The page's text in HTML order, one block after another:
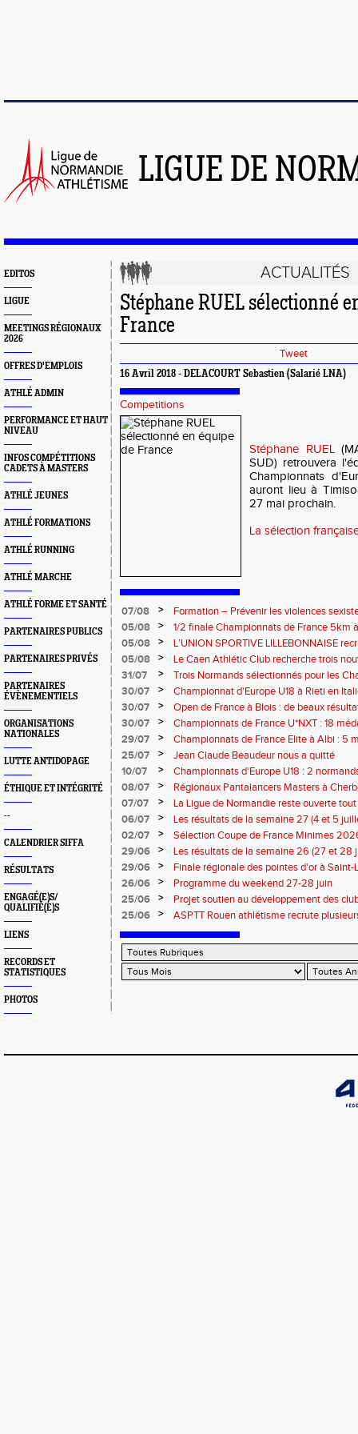
LIGUE DE
EDITOS
LIGUE
MEETINGS RÉGIONAUX
2026
OFFRES D'EMPLOIS
ATHLÉ ADMIN
PERFORMANCE ET HAUT
NIVEAU
INFOS COMPÉTITIONS
CADETS À MASTERS
ATHLÉ JEUNES
ATHLÉ FORMATIONS
ATHLÉ RUNNING
ATHLÉ MARCHE
ATHLÉ FORME ET SANTÉ
PARTENAIRES PUBLICS
PARTENAIRES PRIVÉS
PARTENAIRES
ÉVÈNEMENTIELS
ORGANISATIONS
NATIONALES
LUTTE ANTIDOPAGE
ÉTHIQUE ET INTÉGRITÉ
--
CALENDRIER SIFFA
RÉSULTATS
ENGAGÉ(E)S/
QUALIFIÉ(E)S
LIENS
RECORDS ET
STATISTIQUES
PHOTOS
ACTUALITÉS
Stéphane RUEL sélectionné
France
Tweet
16 Avril 2018 - DELACOURT Sebastien (Salarié LNA)
Competitions
Stéphane RUEL
SUD) retrouvera
Championnats
auront lieu à
27 mai prochain.
La sélection
07/08 >
Formation – Prévenir les violences
: le 26 septembre 2026
05/08 >
1/2 finale Championnats de France 5km
13 septembre 2026 : les informations
05/08 >
L’UNION SPORTIVE LILLEBONNAISE
rentrée 2026
05/08 >
Le Caen Athlétic Club recherche trois
civique à compter de septembre 2026
31/07 >
Trois Normands sélectionnés pour les
Eugene !
30/07 >
Championnat d'Europe U18 à Rieti en
normands
30/07 >
Open de France à Blois : de beaux
30/07
>
Championnats de France U*NXT : 18
29/07
>
Championnats de France Elite à Albi : 5
titres !
25/07 >
Jean Claude Beaudeur nous a quitté
10/07
>
Championnats d'Europe U18 : 2
08/07
>
Régionaux Pantalancers Masters à
07/07
>
La Ligue de Normandie reste ouverte tout
06/07
>
Les résultats de la semaine 27 (4 et 5
02/07
>
Sélection Coupe de France Minimes
29/06
>
Les résultats de la semaine 26 (27 et 28
29/06
>
Finale régionale des pointes d'or à
informations
26/06 >
Programme du weekend 27-28 juin
25/06
>
Projet soutien au développement des
25/06
> ASPTT Rouen athlétisme recrute